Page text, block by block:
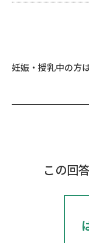
妊娠・授乳中の方
この回